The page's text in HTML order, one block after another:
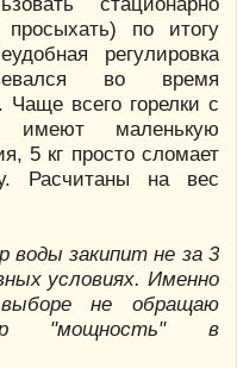
по итогу
регулировка
во время
Чаще всего горелки с
имеют маленькую
5 кг просто сломает
Расчитаны на вес
закипит не за 3
условиях. Именно
не обращаю
"мощность" в